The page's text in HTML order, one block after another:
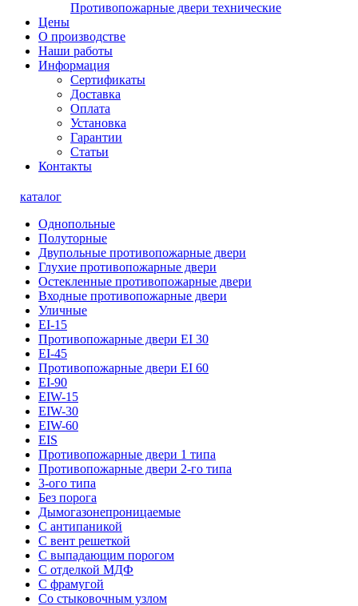
Противопожарные двери технические
Цены
О производстве
Наши работы
Информация
Сертификаты
Доставка
Оплата
Установка
Гарантии
Статьи
Контакты
каталог
Однопольные
Полуторные
Двупольные противопожарные двери
Глухие противопожарные двери
Остекленные противопожарные двери
Входные противопожарные двери
Уличные
EI-15
Противопожарные двери EI 30
EI-45
Противопожарные двери EI 60
EI-90
EIW-15
EIW-30
EIW-60
EIS
Противопожарные двери 1 типа
Противопожарные двери 2-го типа
3-ого типа
Без порога
Дымогазонепроницаемые
С антипаникой
С вент решеткой
С выпадающим порогом
С отделкой МДФ
С фрамугой
Со стыковочным узлом